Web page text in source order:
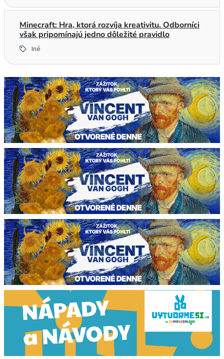
Minecraft: Hra, ktorá rozvíja kreativitu. Odborníci
však pripomínajú jedno dôležité pravidlo
Iné